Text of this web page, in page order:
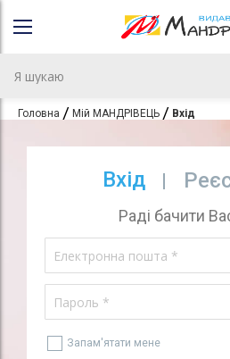
Головна Мій МАНДРІВЕЦЬ Вхід
Вхід
Раді бачити
Запам'ятати мене